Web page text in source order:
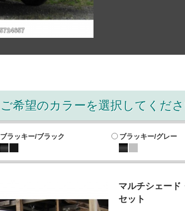
ご希望のカラーを選択してくだ
ブラッキー/ブラック ブラッキー/グレー
マルチシェード
セット